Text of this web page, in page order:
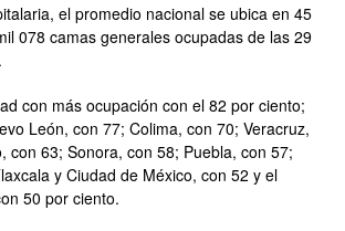
el promedio nacional se ubica en 45
078 camas generales ocupadas de las 29
con más ocupación con el 82 por ciento;
León, con 77; Colima, con 70; Veracruz,
con 63; Sonora, con 58; Puebla, con 57;
y Ciudad de México, con 52 y el
50 por ciento.